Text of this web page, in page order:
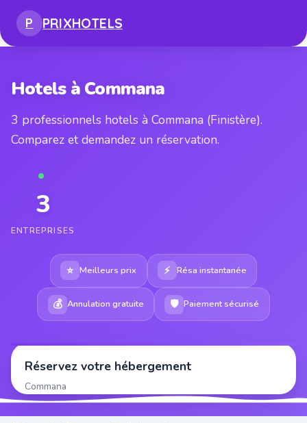
P PRIXHOTELS
Hotels à Commana
3 professionnels hotels à Commana (Finistère).
Comparez et demandez un réservation.
3
ENTREPRISES
⭐ Meilleurs prix ⚡ Résa instantanée
💰 Annulation gratuite 🛡 Paiement sécurisé
Réservez votre hébergement
Commana